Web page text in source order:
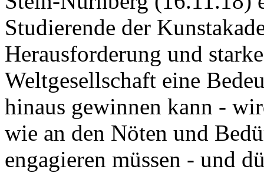
Studierende der
Herausforderung und
Weltgesellschaft eine
hinaus gewinnen kann -
wie an den Nöten und
engagieren müssen - und